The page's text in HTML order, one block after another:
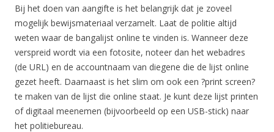
Bij het doen van aangifte is het belangrijk dat je zoveel
mogelijk bewijsmateriaal verzamelt. Laat de politie altijd
weten waar de bangalijst online te vinden is. Wanneer deze
verspreid wordt via een fotosite, noteer dan het webadres
(de URL) en de accountnaam van diegene die de lijst online
gezet heeft. Daarnaast is het slim om ook een ?print screen?
te maken van de lijst die online staat. Je kunt deze lijst printen
of digitaal meenemen (bijvoorbeeld op een USB-stick) naar
het politiebureau.